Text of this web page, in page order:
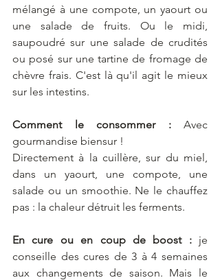
mélangé à une compote, un yaourt ou
une salade de fruits. Ou le midi,
saupoudré sur une salade de crudités
ou posé sur une tartine de fromage de
chèvre frais. C'est là qu'il agit le mieux
sur les intestins.
Comment le consommer : Avec
gourmandise biensur !
Directement à la cuillère, sur du miel,
dans un yaourt, une compote, une
salade ou un smoothie. Ne le chauffez
pas : la chaleur détruit les ferments.
En cure ou en coup de boost : je
conseille des cures de 3 à 4 semaines
aux changements de saison. Mais le